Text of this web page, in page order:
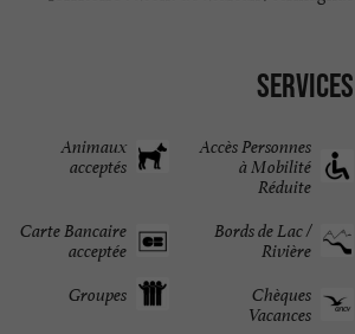
Services
Accès Personnes
à Mobilité
Réduite
Animaux
acceptés
Bords de Lac /
Rivière
Carte Bancaire
acceptée
Chèques
Vacances
Groupes